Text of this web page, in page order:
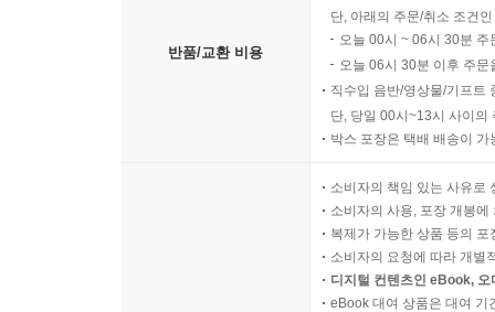
반품/교환 비용
단, 아래의 주문/취소 조건
오늘 00시 ~ 06시 30분
오늘 06시 30분 이후 주
직수입 음반/영상물/기프트
단, 당일 00시~13시 사이의
박스 포장은 택배 배송이
소비자의 책임 있는 사유로
소비자의 사용, 포장 개봉
복제가 가능한 상품 등의
소비자의 요청에 따라 개별
디지털 컨텐츠인 eBook,
eBook 대여 상품은 대여 기